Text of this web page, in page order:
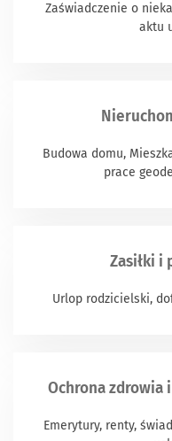
Zaświadczenie o
aktu
Budowa domu,
prace
Zasiłki i
Urlop rodzicielski,
Ochrona zdrowia
Emerytury, renty,